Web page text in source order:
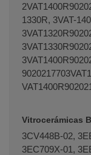
1330R, 3VAT-
Vitrocerámicas
3CV448B-02,
3EC709X-01,